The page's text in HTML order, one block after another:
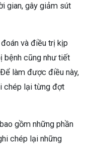
gian, gây giảm sút
và điều trị kịp
bệnh cũng như tiết
làm được điều này,
chép lại từng đợt
gồm những phần
chép lại những